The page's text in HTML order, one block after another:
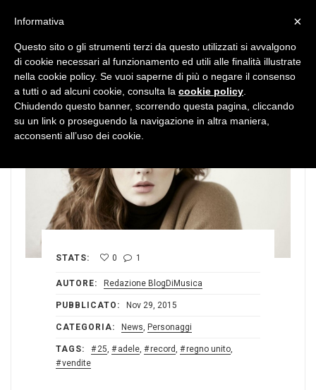
STATS: 0 1
AUTORE: Redazione BlogDiMusica
PUBBLICATO: Nov 29, 2015
CATEGORIA: News Personaggi
TAGS: 25 adele record regno unito
vendite
×
Informativa
Questo sito o gli strumenti terzi da questo utilizzati si avvalgono
di cookie necessari al funzionamento ed utili alle finalità illustrate
nella cookie policy. Se vuoi saperne di più o negare il consenso
a tutti o ad alcuni cookie, consulta la cookie policy
Chiudendo questo banner, scorrendo questa pagina, cliccando
su un link o proseguendo la navigazione in altra maniera,
acconsenti all’uso dei cookie.